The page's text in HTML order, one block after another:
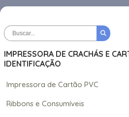
IMPRESSORA DE CRACHÁS E
IDENTIFICAÇÃO
Impressora de Cartão PVC
Ribbons e Consumíveis